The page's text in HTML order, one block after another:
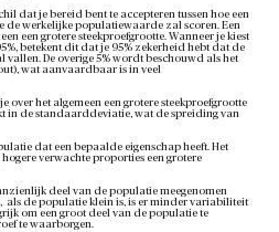
dat je bereid bent te accepteren tussen hoe een
de werkelijke populatiewaarde zal scoren. Een
een grotere steekproefgrootte. Wanneer je kiest
betekent dit dat je 95% zekerheid hebt dat de
vallen. De overige 5% wordt beschouwd als het
wat aanvaardbaar is in veel
over het algemeen een grotere steekproefgrootte
in de standaarddeviatie, wat de spreiding van
dat een bepaalde eigenschap heeft. Het
verwachte proporties een grotere
deel van de populatie meegenomen
als de populatie klein is, is er minder variabiliteit
om een groot deel van de populatie te
te waarborgen.